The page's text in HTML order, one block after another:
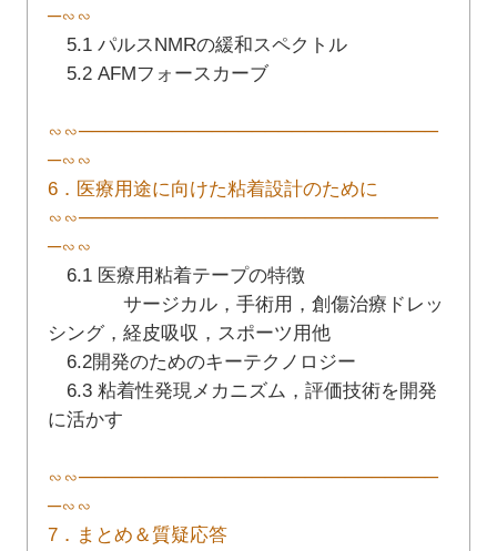
─∽∽
5.1 パルスNMRの緩和スペクトル
5.2 AFMフォースカーブ
∽∽───────────────────────────
─∽∽
6．医療用途に向けた粘着設計のために
∽∽───────────────────────────
─∽∽
6.1 医療用粘着テープの特徴
サージカル，手術用，創傷治療ドレッ
シング，経皮吸収，スポーツ用他
6.2開発のためのキーテクノロジー
6.3 粘着性発現メカニズム，評価技術を開発
に活かす
∽∽───────────────────────────
─∽∽
7．まとめ＆質疑応答